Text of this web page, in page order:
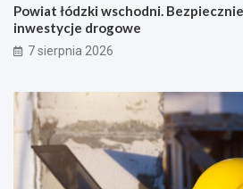
Powiat łódzki wschodni.
inwestycje drogowe
7 sierpnia 2026